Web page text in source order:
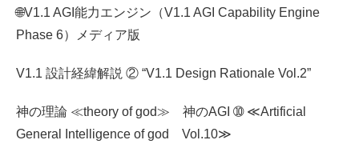
🌐V1.1 AGI能力エンジン（V1.1 AGI Capability Engine
Phase 6）メディア版
V1.1 設計経緯解説 ② “V1.1 Design Rationale Vol.2”
神の理論 ≪theory of god≫ 神のAGI ➉ ≪Artificial
General Intelligence of god Vol.10≫